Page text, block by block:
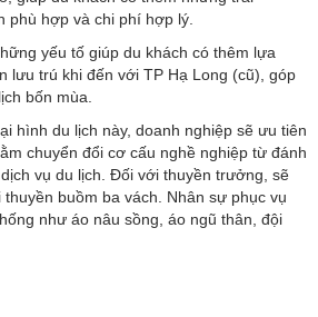
phù hợp và chi phí hợp lý.
yếu tố giúp du khách có thêm lựa
lưu trú khi đến với TP Hạ Long (cũ), góp
bốn mùa.
hình du lịch này, doanh nghiệp sẽ ưu tiên
chuyển đổi cơ cấu nghề nghiệp từ đánh
vụ du lịch. Đối với thuyền trưởng, sẽ
buồm ba vách. Nhân sự phục vụ
như áo nâu sồng, áo ngũ thân, đội